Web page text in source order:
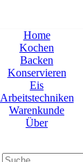
Home
Kochen
Backen
Konservieren
Eis
Arbeitstechniken
Warenkunde
Über